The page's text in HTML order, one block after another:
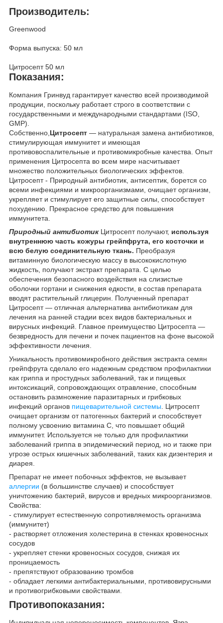
Производитель:
Greenwood
Форма выпуска: 50 мл
Цитросепт 50 мл
Показания:
Компания Гринвуд гарантирует качество всей производимой
продукции, поскольку работает строго в соответствии с
государственными и международными стандартами (ISO,
GMP).
Собственно, Цитросепт — натуральная замена антибиотиков,
стимулирующая иммунитет и имеющая
противовоспалительные и противомикробные качества. Опыт
применения Цитросепта во всем мире насчитывает
множество положительных биологических эффектов.
Цитросепт - Природный антибиотик, антисептик, борется со
всеми инфекциями и микроорганизмами, очищает организм,
укрепляет и стимулирует его защитные силы, способствует
похудению. Прекрасное средство для повышения
иммунитета.
Природный антибиотикЦитросепт получают, используя
внутреннюю часть кожуры грейпфрута, его косточки и
всю белую соединительную ткань. Преобразуя
витаминную биологическую массу в высококислотную
жидкость, получают экстракт препарата. С целью
обеспечения безопасного воздействия на слизистые
оболочки гортани и снижения едкости, в состав препарата
вводят растительный глицерин. Полученный препарат
Цитросепт — отличная альтернатива антибиотикам для
лечения на ранней стадии всех видов бактериальных и
вирусных инфекций. Главное преимущество Цитросепта —
безвредность для печени и почек пациентов на фоне высокой
эффективности лечения.
Уникальность противомикробного действия экстракта семян
грейпфрута сделало его надежным средством профилактики
как гриппа и простудных заболеваний, так и пищевых
интоксикаций, сопровождающих отравление, способным
остановить размножение паразитарных и грибковых
инфекций органов пищеварительной системы . Цитросепт
очищает организм от патогенных бактерий и способствует
полному усвоению витамина С, что повышает общий
иммунитет. Используется не только для профилактики
заболеваний гриппа в эпидемический период, но и также при
угрозе острых кишечных заболеваний, таких как дизентерия и
диарея.
Препарат не имеет побочных эффектов, не вызывает
аллергии (в большинстве случаев) и способствует
уничтожению бактерий, вирусов и вредных микроорганизмов.
Свойства:
- стимулирует естественную сопротивляемость организма
(иммунитет)
- растворяет отложения холестерина в стенках кровеносных
сосудов
- укрепляет стенки кровеносных сосудов, снижая их
проницаемость
- препятствуют образованию тромбов
- обладает легкими антибактериальными, противовирусными
и противогрибковыми свойствами.
Противопоказания: